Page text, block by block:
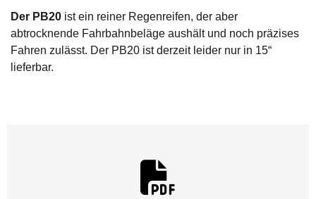
Der PB20 ist ein reiner Regenreifen, der aber
abtrocknende Fahrbahnbeläge aushält und noch präzises
Fahren zulässt. Der PB20 ist derzeit leider nur in 15“
lieferbar.